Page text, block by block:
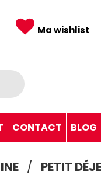
Ma wishlist
CONTACT BLOG
PETIT